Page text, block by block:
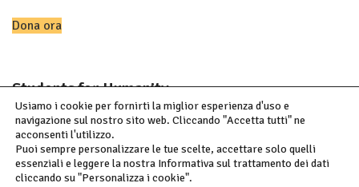
Dona ora
Students for Humanity
Visita il sito
Usiamo i cookie per fornirti la miglior esperienza d'uso e
navigazione sul nostro sito web. Cliccando "Accetta tutti" ne
acconsenti l'utilizzo.
Puoi sempre personalizzare le tue scelte, accettare solo quelli
essenziali e leggere la nostra Informativa sul trattamento dei dati
cliccando su "Personalizza i cookie".